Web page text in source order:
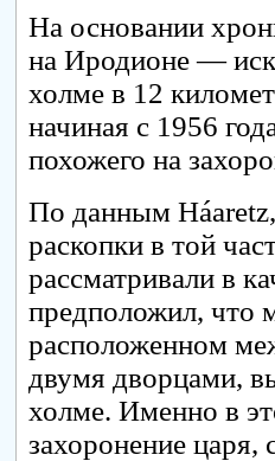
На основании
на Иродионе —
холме в 12
начиная с 1956
похожего на
По данным
раскопки в той
рассматривали в
предположил, что
расположенном
двумя дворцами,
холме. Именно в
захоронение царя,